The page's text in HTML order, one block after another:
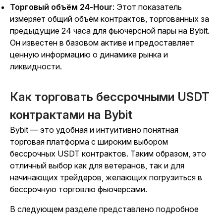
Торговый объём 24-Hour: Этот показатель
измеряет общий объём контрактов, торгованных за
предыдущие 24 часа для фьючерсной пары на Bybit.
Он известен в базовом активе и предоставляет
ценную информацию о динамике рынка и
ликвидности.
Как торговать бессрочными USDT
контрактами на Bybit
Bybit — это удобная и интуитивно понятная
торговая платформа с широким выбором
бессрочных USDT контрактов. Таким образом, это
отличный выбор как для ветеранов, так и для
начинающих трейдеров, желающих погрузиться в
бессрочную торговлю фьючерсами.
В следующем разделе представлено подробное